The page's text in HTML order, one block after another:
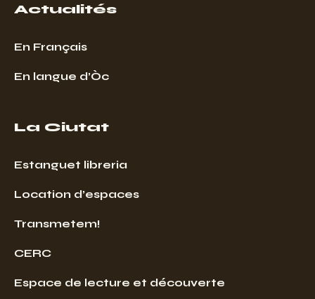
Actualités
En Français
En langue d’Òc
La Ciutat
Estanguet libreria
Location d’espaces
Transmetem!
CERC
Espace de lecture et découverte